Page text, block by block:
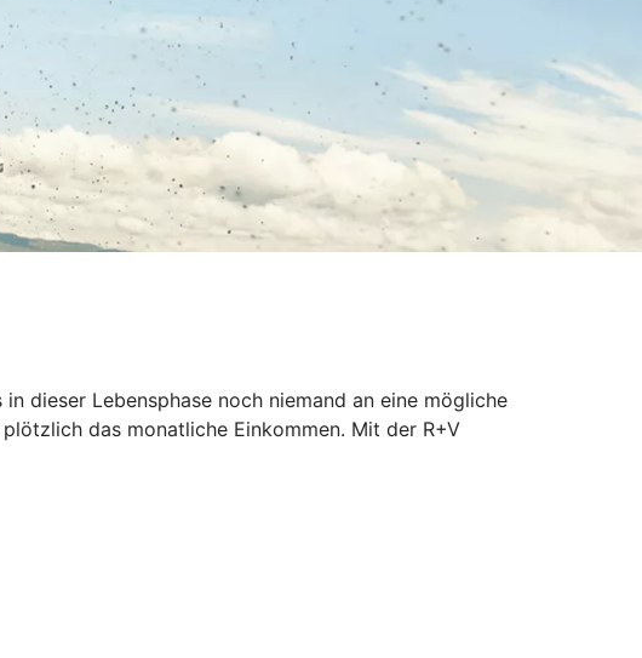
dieser Lebensphase noch niemand an eine mögliche
das monatliche Einkommen. Mit der R+V